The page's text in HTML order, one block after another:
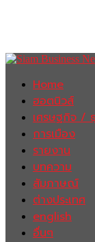
Home
ฮอตนิวส์
เศรษฐกิจ /
การเมือง
รายงาน
บทความ
สัมภาษณ์
ต่างประเทศ
english
อื่นๆ